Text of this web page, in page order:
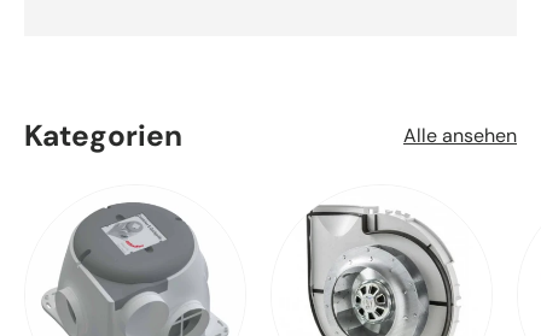
Kategorien Alle ansehen